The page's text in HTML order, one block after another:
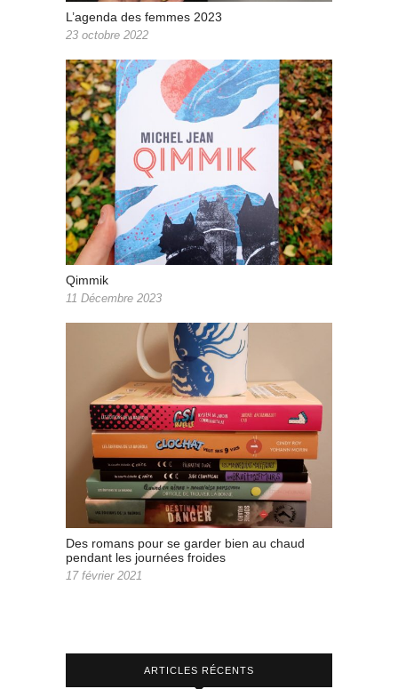
L’agenda des femmes 2023
23 octobre 2022
Qimmik
11 Décembre 2023
Des romans pour se garder bien au chaud
pendant les journées froides
17 février 2021
ARTICLES RÉCENTS